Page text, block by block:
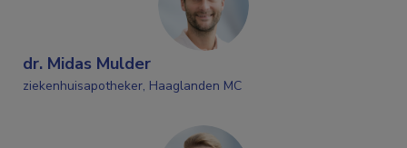
dr. Midas Mulder
ziekenhuisapotheker, Haaglanden MC